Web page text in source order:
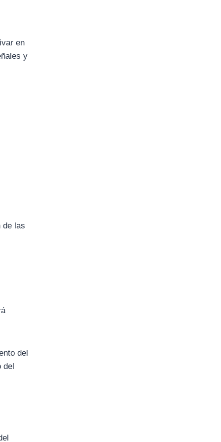
en
y
de las
del
del